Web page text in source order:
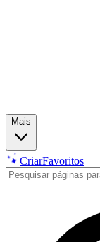
Mais
CriarFavoritos